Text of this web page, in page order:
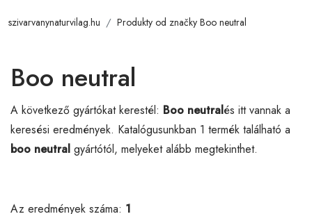
szivarvanynaturvilag.hu Produkty od značky Boo neutral
Boo neutral
A következő gyártókat kerestél: Boo neutralés itt vannak a
keresési eredmények. Katalógusunkban 1 termék található a
boo neutral gyártótól, melyeket alább megtekinthet.
Az eredmények száma: 1